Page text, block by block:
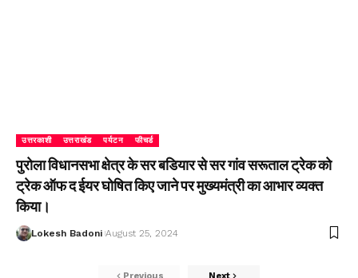
उत्तरकाशी उत्तराखंड पर्यटन फीचर्ड
पुरोला विधानसभा क्षेत्र के सर बडियार से सर गांव सरूताल ट्रेक को
ट्रेक ऑफ द ईयर घोषित किए जाने पर मुख्यमंत्री का आभार व्यक्त
किया।
Lokesh Badoni August 25, 2024